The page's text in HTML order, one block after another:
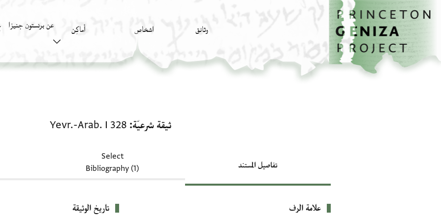
تخطي إلى المحتوى الرئيسي
الصفحة الرئيسية
وثائق اشخاص أَماكِن عن برنستون جنيزا
ثيقة شرعيّة Yevr.-Arab. I 328
تفاصيل المستند
Select
Bibliography (1)
بيانات التعريف
علامة الرف تاريخ الوثيقة